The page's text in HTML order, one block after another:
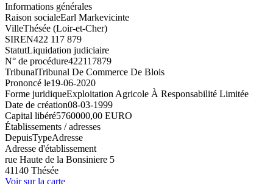
Informations générales
Raison socialeEarl Markevicinte
VilleThésée (Loir-et-Cher)
SIREN422 117 879
StatutLiquidation judiciaire
N° de procédure422117879
TribunalTribunal De Commerce De Blois
Prononcé le19-06-2020
Forme juridiqueExploitation Agricole À Responsabilité Limitée
Date de création08-03-1999
Capital libéré5760000,00 EURO
Établissements / adresses
DepuisTypeAdresse
Adresse d'établissement
rue Haute de la Bonsiniere 5
41140 Thésée
Voir sur la carte